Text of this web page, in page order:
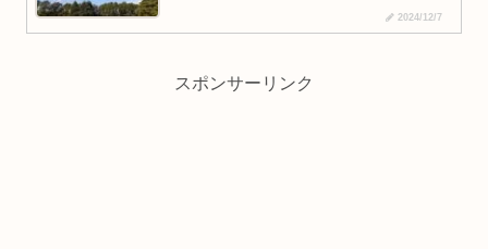
2024/12/7
スポンサーリンク